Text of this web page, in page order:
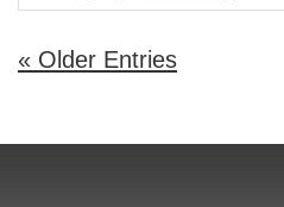
« Older Entries